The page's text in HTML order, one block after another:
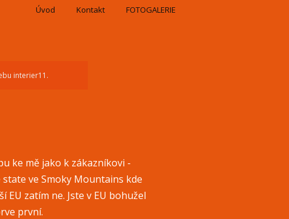
Úvod Kontakt FOTOGALERIE
interier11.
ke mě jako k zákazníkovi -
ve Smoky Mountains kde
EU zatím ne. Jste v EU bohužel
první.